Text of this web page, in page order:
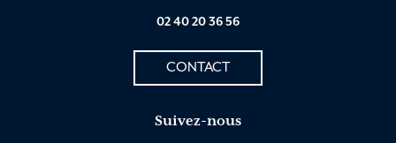
02 40 20 36 56
CONTACT
Suivez-nous